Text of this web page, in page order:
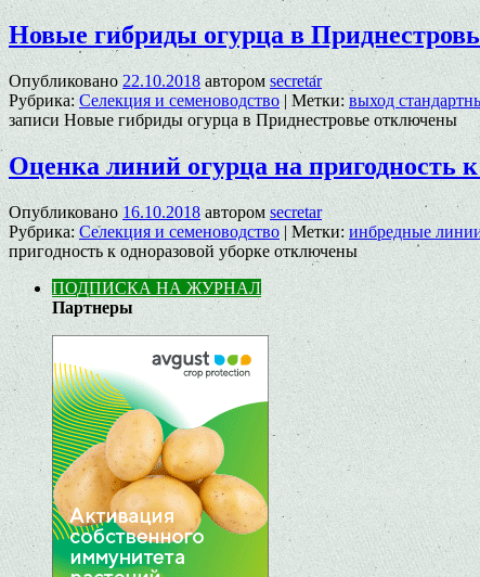
Новые гибриды огурца в
Опубликовано 22.10.2018 автором secretar
Рубрика: Селекция и семеноводство | Метки: выход
записи Новые гибриды огурца в Приднестровье отключены
Оценка линий огурца на пригодность к
Опубликовано 16.10.2018 автором secretar
Рубрика: Селекция и семеноводство | Метки: инбредные
пригодность к одноразовой уборке отключены
ПОДПИСКА НА ЖУРНАЛ
Партнеры